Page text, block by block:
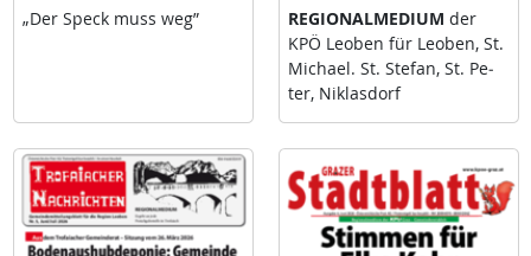
„Der Speck muss weg” RE­GIO­NAL­ME­DI­UM der
KPÖ Leo­ben für Leo­ben, St.
Mi­cha­el. St. Ste­fan, St. Pe­
ter, Niklas­dorf